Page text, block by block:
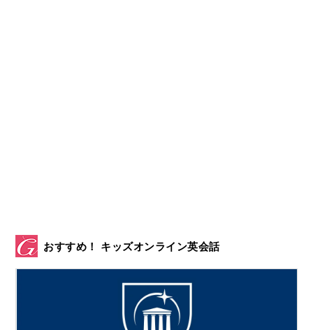
おすすめ！ キッズオンライン英会話